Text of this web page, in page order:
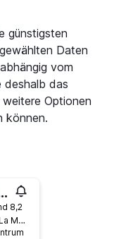
günstigsten
Daten
vom
deshalb das
Optionen
können.
de La Tza
8,2
Route De Tsallion 1, La Monta, Arolla, Evolène, Wallis, Schweiz